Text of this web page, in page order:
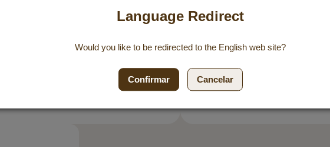
como siempre. ¡Gracias por estos valiosos
agricultores y pagar salarios justos
Language Redirect
Would you like to be redirected to the English web site?
Confirmar Cancelar